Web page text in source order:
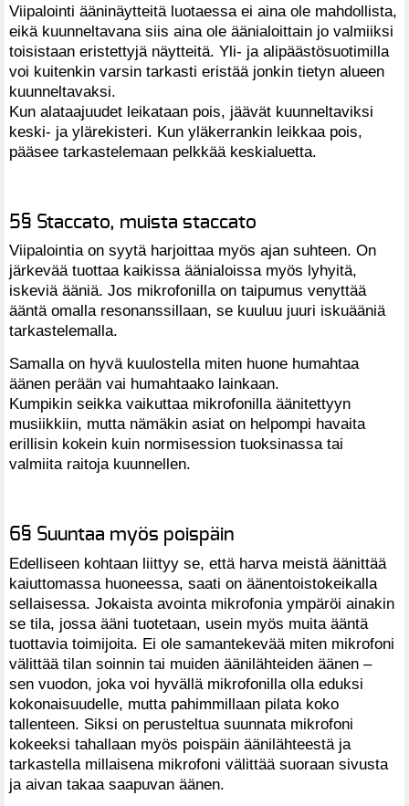
Viipalointi ääninäytteitä luotaessa ei aina ole mahdollista,
eikä kuunneltavana siis aina ole äänialoittain jo valmiiksi
toisistaan eristettyjä näytteitä. Yli- ja alipäästösuotimilla
voi kuitenkin varsin tarkasti eristää jonkin tietyn alueen
kuunneltavaksi.
Kun alataajuudet leikataan pois, jäävät kuunneltaviksi
keski- ja ylärekisteri. Kun yläkerrankin leikkaa pois,
pääsee tarkastelemaan pelkkää keskialuetta.
5§ Staccato, muista staccato
Viipalointia on syytä harjoittaa myös ajan suhteen. On
järkevää tuottaa kaikissa äänialoissa myös lyhyitä,
iskeviä ääniä. Jos mikrofonilla on taipumus venyttää
ääntä omalla resonanssillaan, se kuuluu juuri iskuääniä
tarkastelemalla.
Samalla on hyvä kuulostella miten huone humahtaa
äänen perään vai humahtaako lainkaan.
Kumpikin seikka vaikuttaa mikrofonilla äänitettyyn
musiikkiin, mutta nämäkin asiat on helpompi havaita
erillisin kokein kuin normisession tuoksinassa tai
valmiita raitoja kuunnellen.
6§ Suuntaa myös poispäin
Edelliseen kohtaan liittyy se, että harva meistä äänittää
kaiuttomassa huoneessa, saati on äänentoistokeikalla
sellaisessa. Jokaista avointa mikrofonia ympäröi ainakin
se tila, jossa ääni tuotetaan, usein myös muita ääntä
tuottavia toimijoita. Ei ole samantekevää miten mikrofoni
välittää tilan soinnin tai muiden äänilähteiden äänen –
sen vuodon, joka voi hyvällä mikrofonilla olla eduksi
kokonaisuudelle, mutta pahimmillaan pilata koko
tallenteen. Siksi on perusteltua suunnata mikrofoni
kokeeksi tahallaan myös poispäin äänilähteestä ja
tarkastella millaisena mikrofoni välittää suoraan sivusta
ja aivan takaa saapuvan äänen.